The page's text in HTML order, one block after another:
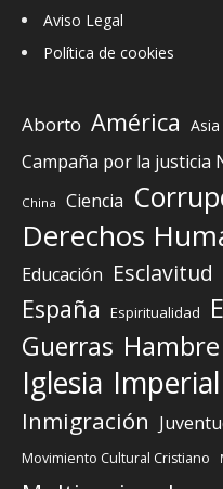
Aviso Legal
Política de cookies
Aborto América Asia
Campaña por la justicia
China Ciencia
Derechos
Educación Esclavitud
España Espiritualidad
Guerras Hambre
Iglesia
Inmigración
Movimiento Cultural Cristiano